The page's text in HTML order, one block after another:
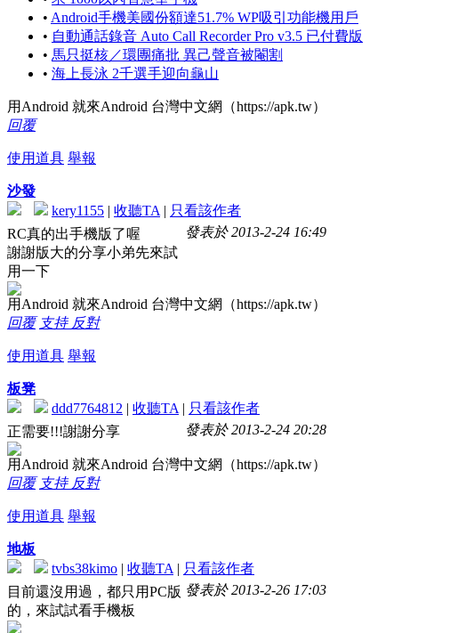
• Android手機美國份額達51.7% WP吸引功能機用戶
• 自動通話錄音 Auto Call Recorder Pro v3.5 已付費版
• 馬只挺核／環團痛批 異己聲音被閹割
• 海上長泳 2千選手迎向龜山
用Android 就來Android 台灣中文網（https://apk.tw）
回覆
使用道具 舉報
沙發
kery1155 | 收聽TA | 只看該作者
發表於 2013-2-24 16:49
RC真的出手機版了喔
謝謝版大的分享小弟先來試
用一下
用Android 就來Android 台灣中文網（https://apk.tw）
回覆 支持 反對
使用道具 舉報
板凳
ddd7764812 | 收聽TA | 只看該作者
發表於 2013-2-24 20:28
正需要!!!謝謝分享
用Android 就來Android 台灣中文網（https://apk.tw）
回覆 支持 反對
使用道具 舉報
地板
tvbs38kimo | 收聽TA | 只看該作者
發表於 2013-2-26 17:03
目前還沒用過，都只用PC版
的，來試試看手機板